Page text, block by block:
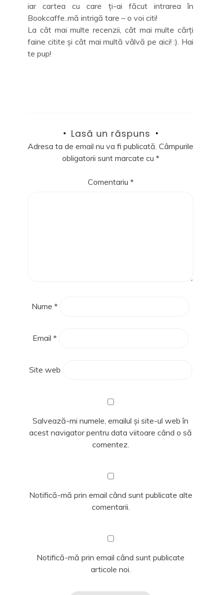
iar cartea cu care ți-ai făcut intrarea în
Bookcaffe..mă intrigă tare – o voi citi!
La cât mai multe recenzii, cât mai multe cărți
faine citite și cât mai multă vâlvă pe aici! :). Hai
te pup!
Lasă un răspuns
Adresa ta de email nu va fi publicată. Câmpurile
obligatorii sunt marcate cu *
Comentariu *
Nume *
Email *
Site web
Salvează-mi numele, emailul și site-ul web în
acest navigator pentru data viitoare când o să
comentez.
Notifică-mă prin email când sunt publicate alte
comentarii.
Notifică-mă prin email când sunt publicate
articole noi.